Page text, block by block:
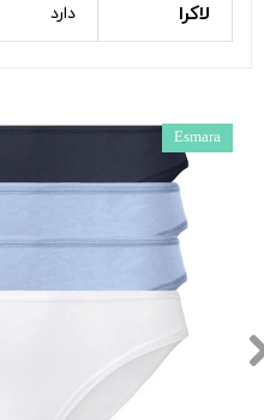
لاکرا دارد
Esmara